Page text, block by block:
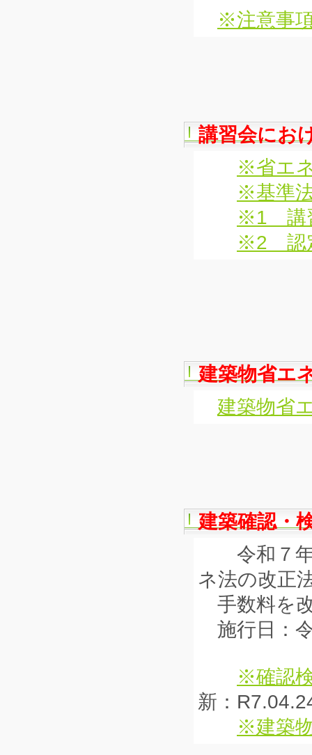
※注意事
講習会にお
※省エ
※基準
※1 講
※2 認
建築物省エ
建築物省
建築確認・
令和７年
ネ法の改正
手数料を
施行日：
※確認
新：
※建築